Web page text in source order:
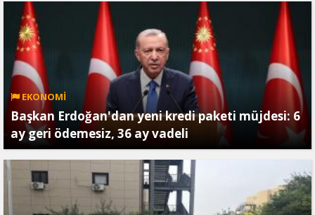
EKONOMİ
Başkan Erdoğan'dan yeni kredi paketi müjdesi: 6
ay geri ödemesiz, 36 ay vadeli